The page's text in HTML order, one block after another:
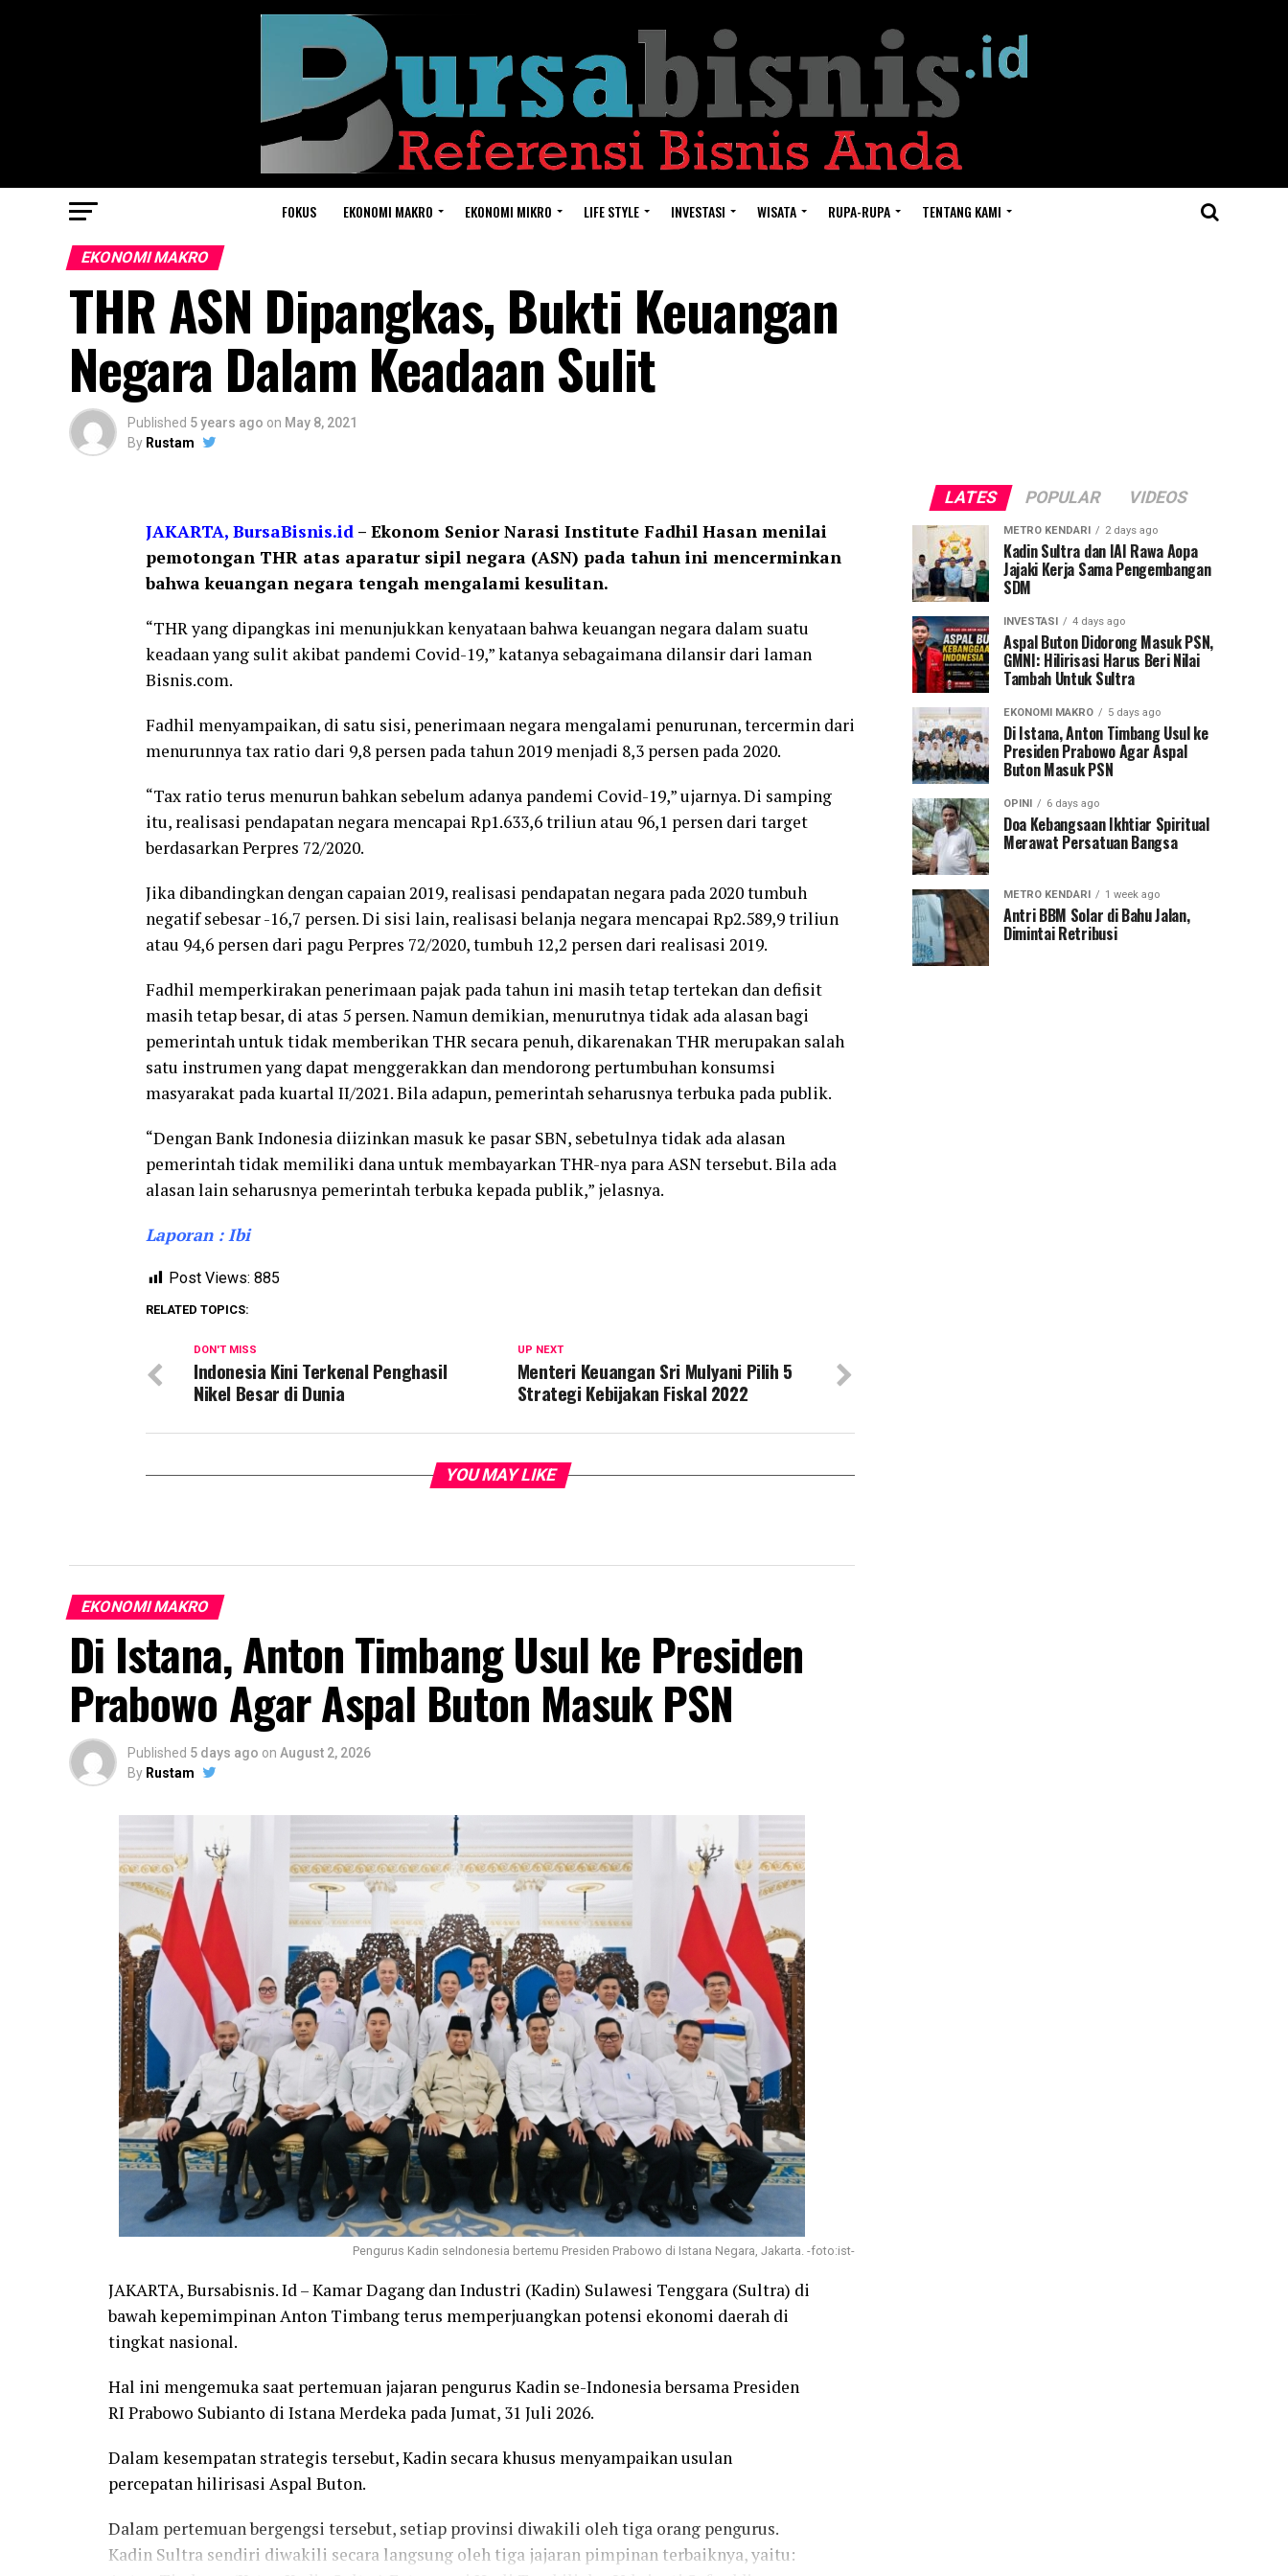
FOKUS EKONOMI MAKRO EKONOMI MIKRO LIFE STYLE INVESTASI WISATA RUPA-RUPA TENTANG KAMI
EKONOMI MAKRO
THR ASN Dipangkas, Bukti Keuangan
Negara Dalam Keadaan Sulit
Published 5 years ago on May 8, 2021
By Rustam
JAKARTA, BursaBisnis.id – Ekonom Senior Narasi Institute Fadhil Hasan menilai
pemotongan THR atas aparatur sipil negara (ASN) pada tahun ini mencerminkan
bahwa keuangan negara tengah mengalami kesulitan.
“THR yang dipangkas ini menunjukkan kenyataan bahwa keuangan negara dalam suatu
keadaan yang sulit akibat pandemi Covid-19,” katanya sebagaimana dilansir dari laman
Bisnis.com.
Fadhil menyampaikan, di satu sisi, penerimaan negara mengalami penurunan, tercermin dari
menurunnya tax ratio dari 9,8 persen pada tahun 2019 menjadi 8,3 persen pada 2020.
“Tax ratio terus menurun bahkan sebelum adanya pandemi Covid-19,” ujarnya. Di samping
itu, realisasi pendapatan negara mencapai Rp1.633,6 triliun atau 96,1 persen dari target
berdasarkan Perpres 72/2020.
Jika dibandingkan dengan capaian 2019, realisasi pendapatan negara pada 2020 tumbuh
negatif sebesar -16,7 persen. Di sisi lain, realisasi belanja negara mencapai Rp2.589,9 triliun
atau 94,6 persen dari pagu Perpres 72/2020, tumbuh 12,2 persen dari realisasi 2019.
Fadhil memperkirakan penerimaan pajak pada tahun ini masih tetap tertekan dan defisit
masih tetap besar, di atas 5 persen. Namun demikian, menurutnya tidak ada alasan bagi
pemerintah untuk tidak memberikan THR secara penuh, dikarenakan THR merupakan salah
satu instrumen yang dapat menggerakkan dan mendorong pertumbuhan konsumsi
masyarakat pada kuartal II/2021. Bila adapun, pemerintah seharusnya terbuka pada publik.
“Dengan Bank Indonesia diizinkan masuk ke pasar SBN, sebetulnya tidak ada alasan
pemerintah tidak memiliki dana untuk membayarkan THR-nya para ASN tersebut. Bila ada
alasan lain seharusnya pemerintah terbuka kepada publik,” jelasnya.
Laporan : Ibi
Post Views: 885
RELATED TOPICS:
UP NEXT
Menteri Keuangan Sri Mulyani Pilih 5
Strategi Kebijakan Fiskal 2022
DON'T MISS
Indonesia Kini Terkenal Penghasil
Nikel Besar di Dunia
YOU MAY LIKE
EKONOMI MAKRO
Di Istana, Anton Timbang Usul ke Presiden
Prabowo Agar Aspal Buton Masuk PSN
Published 5 days ago on August 2, 2026
By Rustam
Pengurus Kadin seIndonesia bertemu Presiden Prabowo di Istana Negara, Jakarta. -foto:ist-
JAKARTA, Bursabisnis. Id – Kamar Dagang dan Industri (Kadin) Sulawesi Tenggara (Sultra) di
bawah kepemimpinan Anton Timbang terus memperjuangkan potensi ekonomi daerah di
tingkat nasional.
Hal ini mengemuka saat pertemuan jajaran pengurus Kadin se-Indonesia bersama Presiden
RI Prabowo Subianto di Istana Merdeka pada Jumat, 31 Juli 2026.
Dalam kesempatan strategis tersebut, Kadin secara khusus menyampaikan usulan
percepatan hilirisasi Aspal Buton.
Dalam pertemuan bergengsi tersebut, setiap provinsi diwakili oleh tiga orang pengurus.
Kadin Sultra sendiri diwakili secara langsung oleh tiga jajaran pimpinan terbaiknya, yaitu:
LATES POPULAR VIDEOS
METRO KENDARI 2 days ago
Kadin Sultra dan IAI Rawa Aopa
Jajaki Kerja Sama Pengembangan
SDM
INVESTASI 4 days ago
Aspal Buton Didorong Masuk PSN,
GMNI: Hilirisasi Harus Beri Nilai
Tambah Untuk Sultra
EKONOMI MAKRO 5 days ago
Di Istana, Anton Timbang Usul ke
Presiden Prabowo Agar Aspal
Buton Masuk PSN
OPINI 6 days ago
Doa Kebangsaan Ikhtiar Spiritual
Merawat Persatuan Bangsa
METRO KENDARI 1 week ago
Antri BBM Solar di Bahu Jalan,
Dimintai Retribusi